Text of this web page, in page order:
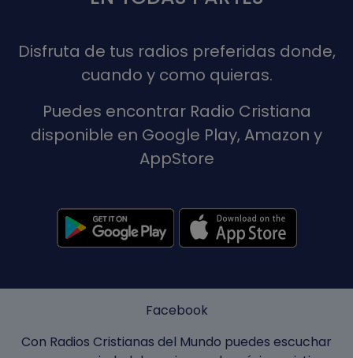
Disfruta de tus radios preferidas donde,
cuando y como quieras.
Puedes encontrar Radio Cristiana
disponible en Google Play, Amazon y
AppStore
Facebook
Con Radios Cristianas del Mundo puedes escuchar